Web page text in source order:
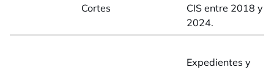
Cortes
CIS entre 2018 y
2024.
Expedientes y